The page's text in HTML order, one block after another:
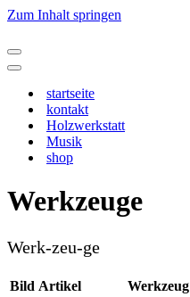
Zum Inhalt springen
Navigationsmenü
Navigationsmenü
startseite
kontakt
Holzwerkstatt
Musik
shop
Werkzeuge
Werk-zeu-ge
Bild Artikel Werkzeug